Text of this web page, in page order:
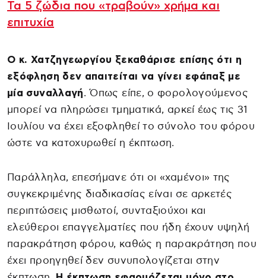
Τα 5 ζώδια που «τραβούν» χρήμα και
επιτυχία
Ο κ. Χατζηγεωργίου ξεκαθάρισε επίσης ότι η
εξόφληση δεν απαιτείται να γίνει εφάπαξ με
μία συναλλαγή. Όπως είπε, ο φορολογούμενος
μπορεί να πληρώσει τμηματικά, αρκεί έως τις 31
Ιουλίου να έχει εξοφληθεί το σύνολο του φόρου
ώστε να κατοχυρωθεί η έκπτωση.
Παράλληλα, επεσήμανε ότι οι «χαμένοι» της
συγκεκριμένης διαδικασίας είναι σε αρκετές
περιπτώσεις μισθωτοί, συνταξιούχοι και
ελεύθεροι επαγγελματίες που ήδη έχουν υψηλή
παρακράτηση φόρου, καθώς η παρακράτηση που
έχει προηγηθεί δεν συνυπολογίζεται στην